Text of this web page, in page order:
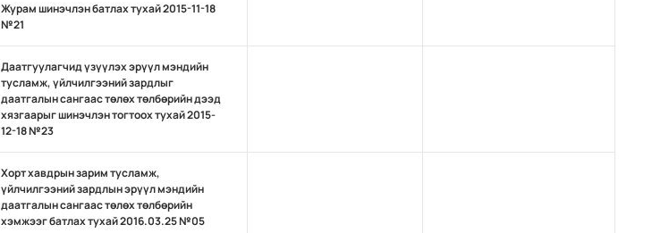
Журам шинэчлэн батлах тухай 2015-11-18
№21
Даатгуулагчид үзүүлэх эрүүл мэндийн
тусламж, үйлчилгээний зардлыг
даатгалын сангаас төлөх төлбөрийн дээд
хязгаарыг шинэчлэн тогтоох тухай 2015-
12-18 №23
Хорт хавдрын зарим тусламж,
үйлчилгээний зардлын эрүүл мэндийн
даатгалын сангаас төлөх төлбөрийн
хэмжээг батлах тухай 2016.03.25 №05